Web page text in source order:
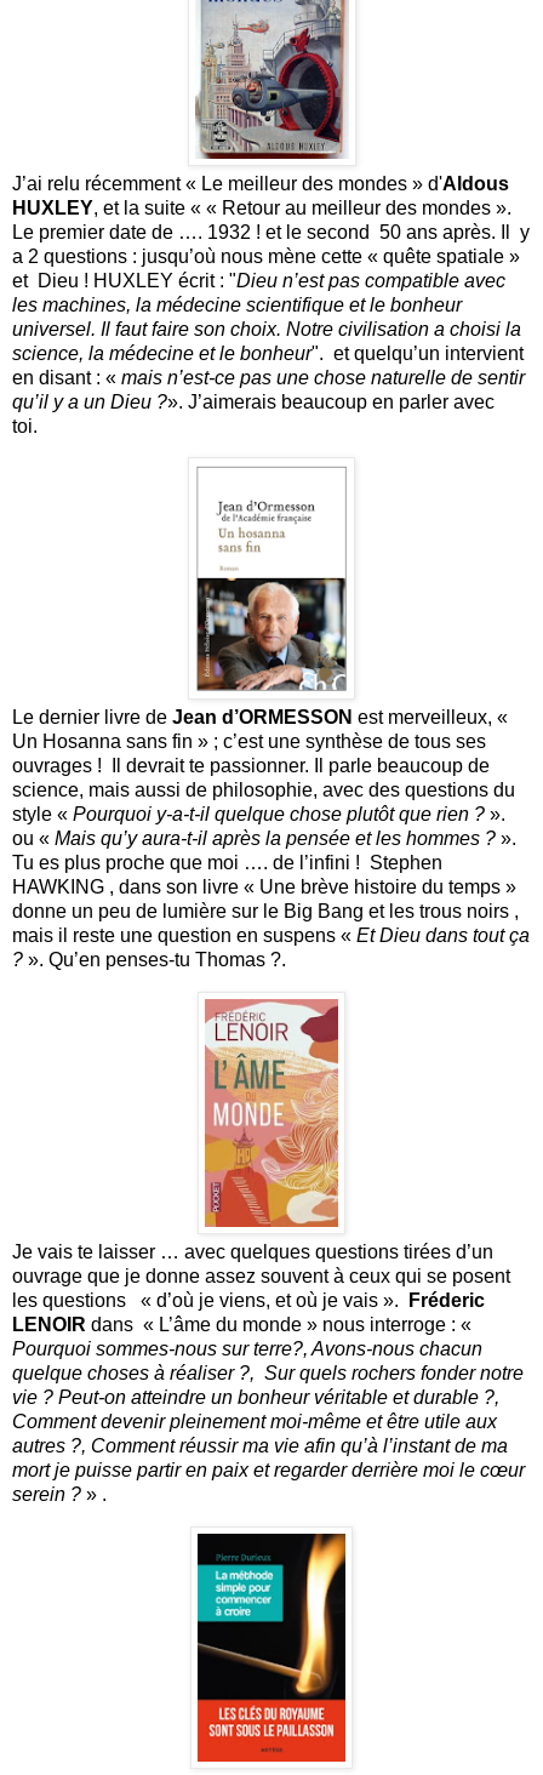
J’ai relu récemment « Le meilleur des mondes » d'Aldous
HUXLEY, et la suite « « Retour au meilleur des mondes ».
Le premier date de …. 1932 ! et le second 50 ans après. Il y
a 2 questions : jusqu’où nous mène cette « quête spatiale »
et Dieu ! HUXLEY écrit : "Dieu n’est pas compatible avec
les machines, la médecine scientifique et le bonheur
universel. Il faut faire son choix. Notre civilisation a choisi la
science, la médecine et le bonheur". et quelqu’un intervient
en disant : « mais n’est-ce pas une chose naturelle de sentir
qu’il y a un Dieu ?». J’aimerais beaucoup en parler avec
toi.
Le dernier livre de Jean d’ORMESSON est merveilleux, «
Un Hosanna sans fin » ; c’est une synthèse de tous ses
ouvrages ! Il devrait te passionner. Il parle beaucoup de
science, mais aussi de philosophie, avec des questions du
style « Pourquoi y-a-t-il quelque chose plutôt que rien ? ».
ou « Mais qu’y aura-t-il après la pensée et les hommes ? ».
Tu es plus proche que moi …. de l’infini ! Stephen
HAWKING , dans son livre « Une brève histoire du temps »
donne un peu de lumière sur le Big Bang et les trous noirs ,
mais il reste une question en suspens « Et Dieu dans tout ça
? ». Qu’en penses-tu Thomas ?.
Je vais te laisser … avec quelques questions tirées d’un
ouvrage que je donne assez souvent à ceux qui se posent
les questions « d’où je viens, et où je vais ».
Fréderic
LENOIR dans « L’âme du monde » nous interroge : «
Pourquoi sommes-nous sur terre?, Avons-nous chacun
quelque choses à réaliser ?, Sur quels rochers fonder notre
vie ? Peut-on atteindre un bonheur véritable et durable ?,
Comment devenir pleinement moi-même et être utile aux
autres ?, Comment réussir ma vie afin qu’à l’instant de ma
mort je puisse partir en paix et regarder derrière moi le cœur
serein ? » .